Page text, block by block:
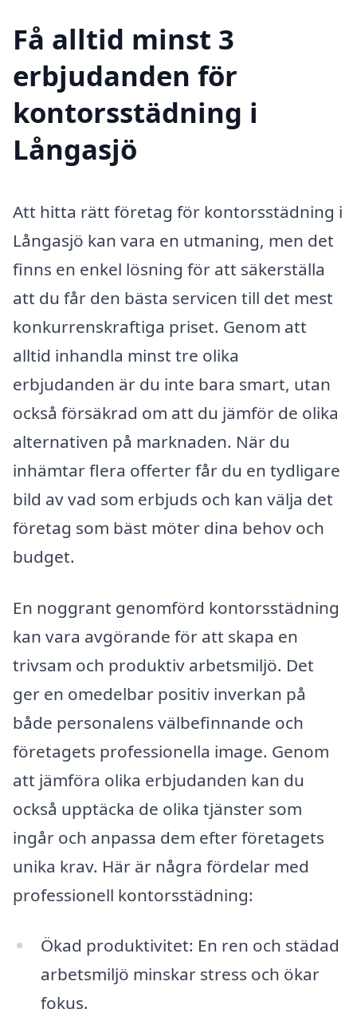
Få alltid minst 3
erbjudanden för
kontorsstädning i
Långasjö
Att hitta rätt företag för kontorsstädning i
Långasjö kan vara en utmaning, men det
finns en enkel lösning för att säkerställa
att du får den bästa servicen till det mest
konkurrenskraftiga priset. Genom att
alltid inhandla minst tre olika
erbjudanden är du inte bara smart, utan
också försäkrad om att du jämför de olika
alternativen på marknaden. När du
inhämtar flera offerter får du en tydligare
bild av vad som erbjuds och kan välja det
företag som bäst möter dina behov och
budget.
En noggrant genomförd kontorsstädning
kan vara avgörande för att skapa en
trivsam och produktiv arbetsmiljö. Det
ger en omedelbar positiv inverkan på
både personalens välbefinnande och
företagets professionella image. Genom
att jämföra olika erbjudanden kan du
också upptäcka de olika tjänster som
ingår och anpassa dem efter företagets
unika krav. Här är några fördelar med
professionell kontorsstädning:
Ökad produktivitet: En ren och städad
arbetsmiljö minskar stress och ökar
fokus.